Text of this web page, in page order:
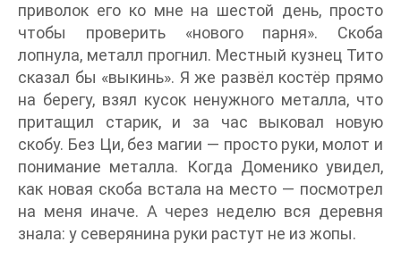
приволок его ко мне на шестой день, просто
чтобы проверить «нового парня». Скоба
лопнула, металл прогнил. Местный кузнец Тито
сказал бы «выкинь». Я же развёл костёр прямо
на берегу, взял кусок ненужного металла, что
притащил старик, и за час выковал новую
скобу. Без Ци, без магии — просто руки, молот и
понимание металла. Когда Доменико увидел,
как новая скоба встала на место — посмотрел
на меня иначе. А через неделю вся деревня
знала: у северянина руки растут не из жопы.